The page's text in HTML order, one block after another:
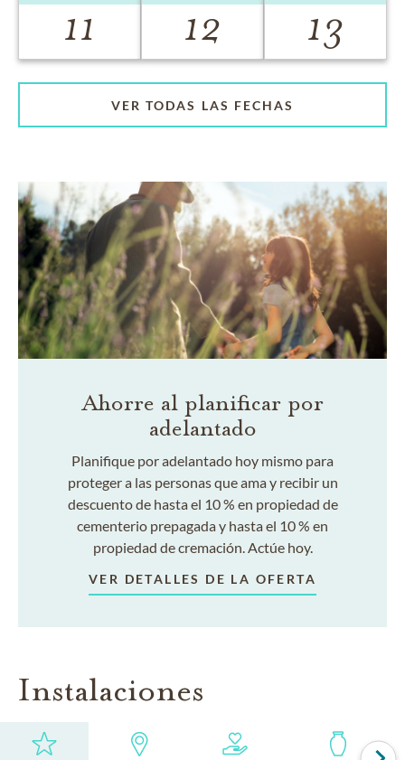
11 12 13
VER TODAS LAS FECHAS
Ahorre al planificar por
adelantado
Planifique por adelantado hoy mismo para
proteger a las personas que ama y recibir un
descuento de hasta el 10 % en propiedad de
cementerio prepagada y hasta el 10 % en
propiedad de cremación. Actúe hoy.
VER DETALLES DE LA OFERTA
Instalaciones